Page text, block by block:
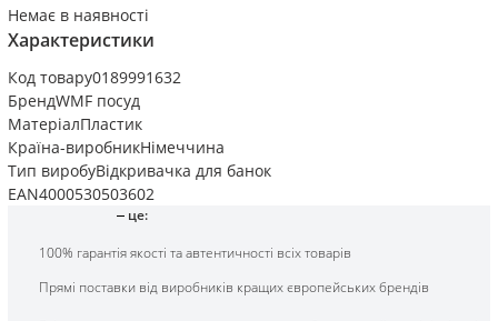
Немає в наявності
Характеристики
Код товару0189991632
БрендWMF посуд
МатеріалПластик
Країна-виробникНімеччина
Тип виробуВідкривачка для банок
EAN4000530503602
це:
100% гарантія якості та автентичності всіх товарів
Прямі поставки від виробників кращих європейських брендів